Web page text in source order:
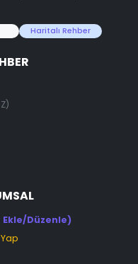
Haritalı Rehber
Ekle/Düzenle)